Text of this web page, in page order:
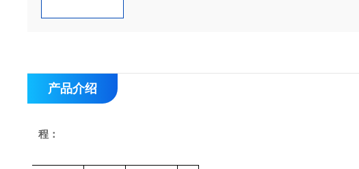
产品介绍
程：